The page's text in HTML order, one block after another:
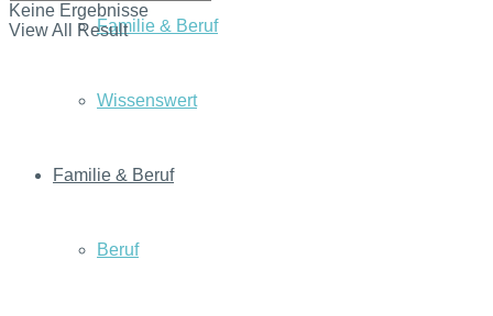
Familie & Beruf
Wissenswert
Familie & Beruf
Beruf
Keine Ergebnisse
View All Result